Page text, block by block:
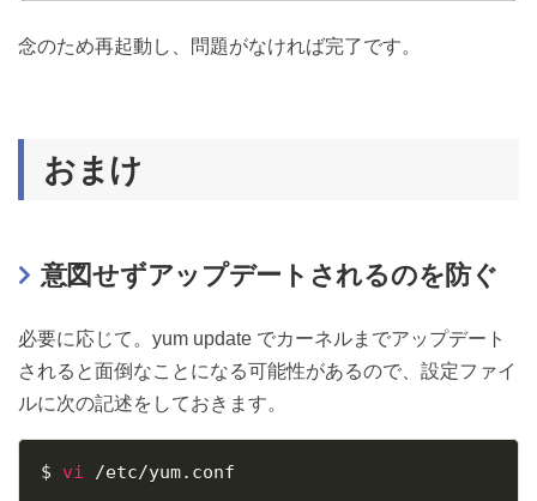
念のため再起動し、問題がなければ完了です。
おまけ
意図せずアップデートされるのを防ぐ
必要に応じて。yum update でカーネルまでアップデート
されると面倒なことになる可能性があるので、設定ファイ
ルに次の記述をしておきます。
$ vi /etc/yum.conf